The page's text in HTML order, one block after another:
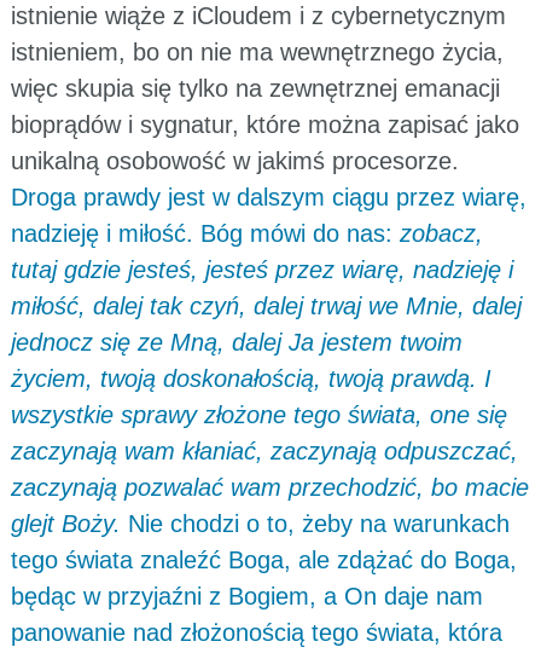
istnienie wiąże z iCloudem i z cybernetycznym
istnieniem, bo on nie ma wewnętrznego życia,
więc skupia się tylko na zewnętrznej emanacji
bioprądów i sygnatur, które można zapisać jako
unikalną osobowość w jakimś procesorze.
Droga prawdy jest w dalszym ciągu przez wiarę,
nadzieję i miłość. Bóg mówi do nas: zobacz,
tutaj gdzie jesteś, jesteś przez wiarę, nadzieję i
miłość, dalej tak czyń, dalej trwaj we Mnie, dalej
jednocz się ze Mną, dalej Ja jestem twoim
życiem, twoją doskonałością, twoją prawdą. I
wszystkie sprawy złożone tego świata, one się
zaczynają wam kłaniać, zaczynają odpuszczać,
zaczynają pozwalać wam przechodzić, bo macie
glejt Boży. Nie chodzi o to, żeby na warunkach
tego świata znaleźć Boga, ale zdążać do Boga,
będąc w przyjaźni z Bogiem, a On daje nam
panowanie nad złożonością tego świata, która